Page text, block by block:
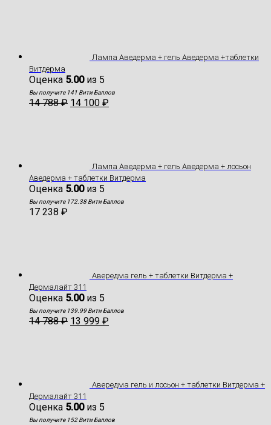
Лампа Аведерма + гель Аведерма +таблетки
Витдерма
Оценка 5.00из 5
Вы получите 141 Вити Баллов
14 788₽ 14 100 ₽
Лампа Аведерма + гель Аведерма + лосьон
Аведерма + таблетки Витдерма
Оценка 5.00из 5
Вы получите 172.38 Вити Баллов
17 238 ₽
Авередма гель + таблетки Витдерма +
Дермалайт 311
Оценка 5.00из 5
Вы получите 139.99 Вити Баллов
14 788₽ 13 999 ₽
Авередма гель и лосьон + таблетки Витдерма +
Дермалайт 311
Оценка 5.00из 5
Вы получите 152 Вити Баллов